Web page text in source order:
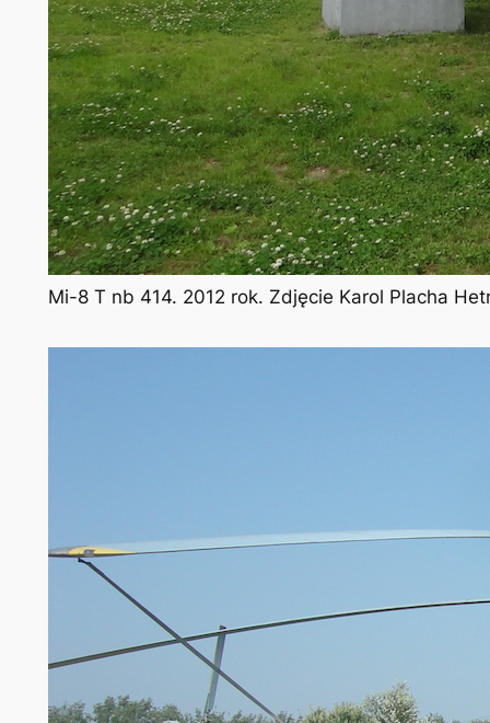
Mi-8 T nb 414. 2012 rok. Zdjęcie Karol Placha